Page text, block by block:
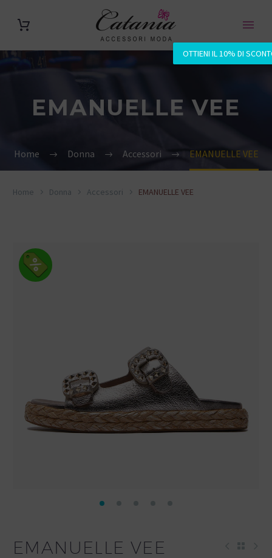
OTTIENI IL 10% DI
EMANUELLE VEE
Home Donna Accessori EMANUELLE VEE
Home Donna Accessori EMANUELLE VEE
EMANUELLE VEE